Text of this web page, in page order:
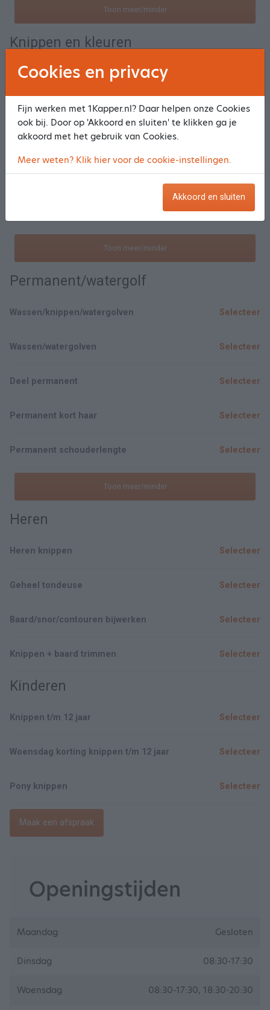
Toon meer/minder
Knippen en kleuren
Knippen/kleuren uitgroei
Knippen/kleuren kort haar Selecteer
Knippen/kleuren schouderlengte
Knippen/kleuren langhaar Selecteer
Knippen Highlights/Lowlights kort haar Selecteer
Toon meer/minder
Permanent/watergolf
Wassen/knippen/watergolven Selecteer
Wassen/watergolven Selecteer
Deel permanent Selecteer
Permanent kort haar Selecteer
Permanent schouderlengte Selecteer
Toon meer/minder
Heren
Heren knippen Selecteer
Geheel tondeuse Selecteer
Baard/snor/contouren bijwerken Selecteer
Knippen + baard trimmen Selecteer
Kinderen
Knippen t/m 12 jaar Selecteer
Woensdag korting knippen t/m 12 jaar Selecteer
Pony knippen Selecteer
Maak een afspraak
Openingstijden
Maandag Gesloten
Dinsdag 08:30-17:30
Woensdag 08:30-17:30, 18:30-20:30
Cookies en privacy
Fijn werken met 1Kapper.nl? Daar helpen onze Cookies
ook bij. Door op 'Akkoord en sluiten' te klikken ga je
akkoord met het gebruik van Cookies.
Meer weten? Klik hier voor de cookie-instellingen.
Akkoord en sluiten